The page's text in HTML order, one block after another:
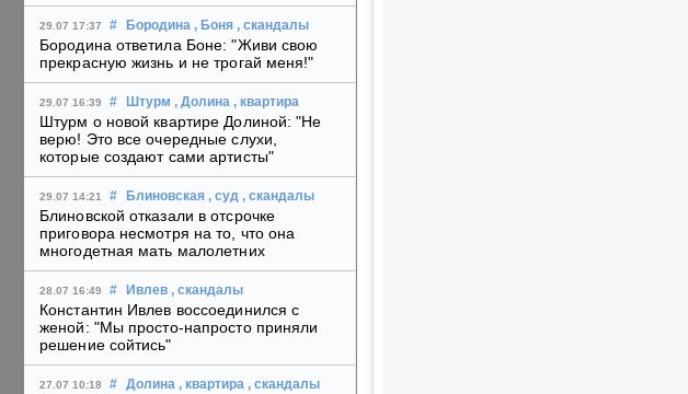
29.07 17:37 # Бородина , Боня , скандалы
Бородина ответила Боне: "Живи свою
прекрасную жизнь и не трогай меня!"
29.07 16:39 # Штурм , Долина , квартира
Штурм о новой квартире Долиной: "Не
верю! Это все очередные слухи,
которые создают сами артисты"
29.07 14:21 # Блиновская , суд , скандалы
Блиновской отказали в отсрочке
приговора несмотря на то, что она
многодетная мать малолетних
28.07 16:49 # Ивлев , скандалы
Константин Ивлев воссоединился с
женой: "Мы просто-напросто приняли
решение сойтись"
27.07 10:18 # Долина , квартира , скандалы